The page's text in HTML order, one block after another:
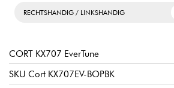
RECHTSHANDIG / LINKSHANDIG
CORT KX707 EverTune
SKU Cort KX707EV-BOPBK